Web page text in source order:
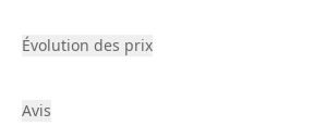
Évolution des prix
Avis